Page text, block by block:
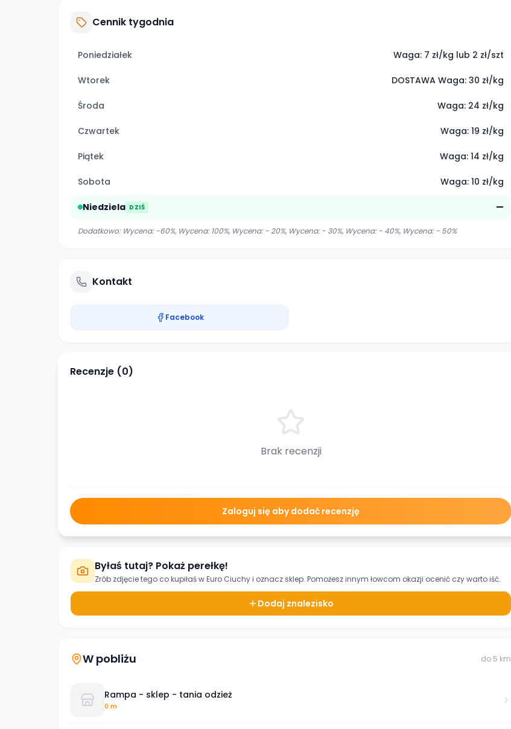
Cennik tygodnia
Poniedziałek Waga: 7 zł/kg lub 2 zł/szt
Wtorek DOSTAWA Waga: 30 zł/kg
Środa Waga: 24 zł/kg
Czwartek Waga: 19 zł/kg
Piątek Waga: 14 zł/kg
Sobota Waga: 10 zł/kg
Niedziela DZIŚ —
Dodatkowo: Wycena: -60%, Wycena: 100%, Wycena: - 20%, Wycena: - 30%, Wycena: - 40%, Wycena: - 50%
Kontakt
Facebook
Recenzje (0)
Brak recenzji
Zaloguj się aby dodać recenzję
Byłaś tutaj? Pokaż perełkę!
Zrób zdjęcie tego co kupiłaś wEuro Ciuchyi oznacz sklep. Pomożesz innym łowcom okazji ocenić czy warto iść.
Dodaj znalezisko
W pobliżu do 5 km
Rampa - sklep - tania odzież
0 m